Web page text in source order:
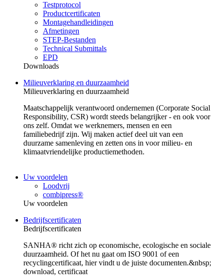
Testprotocol
Productcertificaten
Montagehandleidingen
Afmetingen
STEP-Bestanden
Technical Submittals
EPD
Downloads
Milieuverklaring en duurzaamheid
Milieuverklaring en duurzaamheid
Maatschappelijk verantwoord ondernemen (Corporate Social
Responsibility, CSR) wordt steeds belangrijker - en ook voor
ons zelf. Omdat we werknemers, mensen en een
familiebedrijf zijn. Wij maken actief deel uit van een
duurzame samenleving en zetten ons in voor milieu- en
klimaatvriendelijke productiemethoden.
Uw voordelen
Loodvrij
combipress®
Uw voordelen
Bedrijfscertificaten
Bedrijfscertificaten
SANHA® richt zich op economische, ecologische en sociale
duurzaamheid. Of het nu gaat om ISO 9001 of een
recyclingcertificaat, hier vindt u de juiste documenten.&nbsp;
download, certificaat